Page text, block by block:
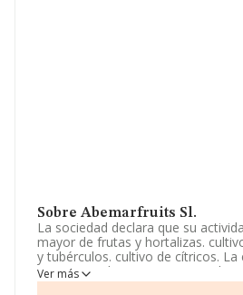
Sobre Abemarfruits Sl.
La sociedad declara que su
mayor de frutas y hortalizas.
y tubérculos. cultivo de cítricos. La
inscrita en el Registro Mercantil
Limitada. Su CNAE corresponde a
Ver más